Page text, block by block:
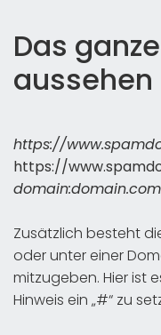
Das
aussehen
https://
https://
domain:domain.com
Zusätzlich besteht
oder unter einer
mitzugeben. Hier ist
Hinweis ein „#“ zu